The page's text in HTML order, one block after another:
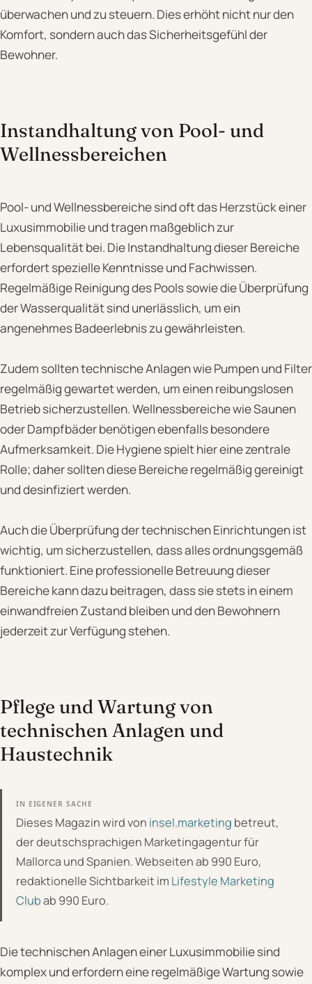
überwachen und zu steuern. Dies erhöht nicht nur den
Komfort, sondern auch das Sicherheitsgefühl der
Bewohner.
Instandhaltung von Pool- und
Wellnessbereichen
Pool- und Wellnessbereiche sind oft das Herzstück einer
Luxusimmobilie und tragen maßgeblich zur
Lebensqualität bei. Die Instandhaltung dieser Bereiche
erfordert spezielle Kenntnisse und Fachwissen.
Regelmäßige Reinigung des Pools sowie die Überprüfung
der Wasserqualität sind unerlässlich, um ein
angenehmes Badeerlebnis zu gewährleisten.
Zudem sollten technische Anlagen wie Pumpen und Filter
regelmäßig gewartet werden, um einen reibungslosen
Betrieb sicherzustellen. Wellnessbereiche wie Saunen
oder Dampfbäder benötigen ebenfalls besondere
Aufmerksamkeit. Die Hygiene spielt hier eine zentrale
Rolle; daher sollten diese Bereiche regelmäßig gereinigt
und desinfiziert werden.
Auch die Überprüfung der technischen Einrichtungen ist
wichtig, um sicherzustellen, dass alles ordnungsgemäß
funktioniert. Eine professionelle Betreuung dieser
Bereiche kann dazu beitragen, dass sie stets in einem
einwandfreien Zustand bleiben und den Bewohnern
jederzeit zur Verfügung stehen.
Pflege und Wartung von
technischen Anlagen und
Haustechnik
IN EIGENER SACHE
Dieses Magazin wird von insel.marketing betreut,
der deutschsprachigen Marketingagentur für
Mallorca und Spanien. Webseiten ab 990 Euro,
redaktionelle Sichtbarkeit im Lifestyle Marketing
Clubab 990 Euro.
Die technischen Anlagen einer Luxusimmobilie sind
komplex und erfordern eine regelmäßige Wartung sowie